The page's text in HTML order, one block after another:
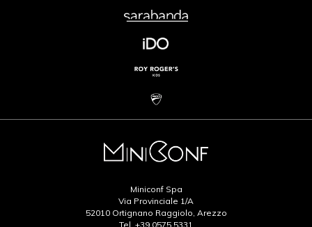
Miniconf Spa
Via Provinciale 1/A
52010 Ortignano Raggiolo, Arezzo
Tel. +39.0575.5331